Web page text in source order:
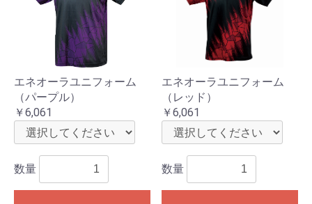
エネオーラユニフォーム
（パープル）
￥6,061
数量
エネオーラユニフォーム
（レッド）
￥6,061
数量